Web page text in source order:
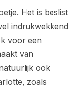
Het is beslist
indrukwekkend
voor een
van
ook
zoals